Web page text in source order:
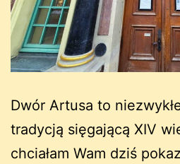
Dwór Artusa to
tradycją sięgającą XIV
chciałam Wam dziś